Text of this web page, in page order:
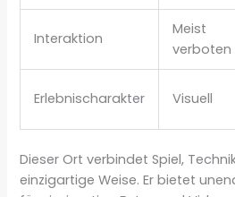
Interaktion
Meist
verboten
Erlebnischarakter Visuell
Dieser Ort verbindet Spiel,
einzigartige Weise. Er bietet